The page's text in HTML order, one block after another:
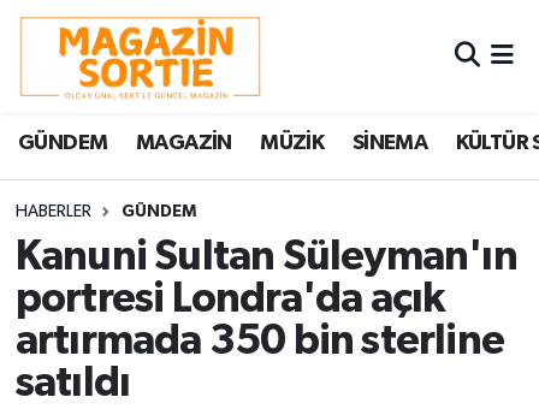
GÜNDEM MAGAZİN MÜZİK SİNEMA KÜLTÜR
HABERLER GÜNDEM
Kanuni Sultan Süleyman'ın
portresi Londra'da açık
artırmada 350 bin sterline
satıldı
Nöbetçi Eczaneler
Hava Durumu
Trafik Durumu
Süper Lig Puan Durumu ve Fikstür
Tüm Manşetler
Son Dakika Haberleri